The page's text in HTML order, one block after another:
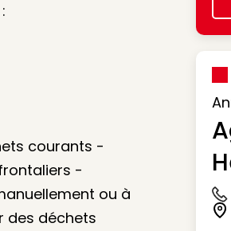
courants -
-
ou à
des déchets